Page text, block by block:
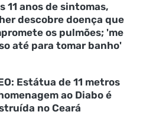
11 anos de sintomas,
descobre doença que
os pulmões; 'me
até para tomar banho'
Estátua de 11 metros
ao Diabo é
no Ceará